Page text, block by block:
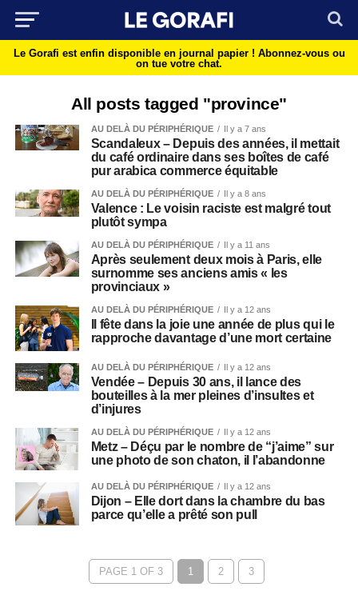
Le Gorafi est enfin disponible en journal papier ! Abonnez-vous ou
on tue votre chat.
All posts tagged "province"
AU DELÀ DU PÉRIPHÉRIQUE Il y a 7 ans
Scandaleux – Depuis des années, il mettait
du café ordinaire dans ses boîtes de café
pur arabica commerce équitable
AU DELÀ DU PÉRIPHÉRIQUE Il y a 8 ans
Valence : Le voisin raciste est malgré tout
plutôt sympa
AU DELÀ DU PÉRIPHÉRIQUE Il y a 11 ans
Après seulement deux mois à Paris, elle
surnomme ses anciens amis « les
provinciaux »
AU DELÀ DU PÉRIPHÉRIQUE Il y a 12 ans
Il fête dans la joie une année de plus qui le
rapproche davantage d’une mort certaine
AU DELÀ DU PÉRIPHÉRIQUE Il y a 12 ans
Vendée – Depuis 30 ans, il lance des
bouteilles à la mer pleines d’insultes et
d’injures
AU DELÀ DU PÉRIPHÉRIQUE Il y a 12 ans
Metz – Déçu par le nombre de “j’aime” sur
une photo de son chaton, il l’abandonne
AU DELÀ DU PÉRIPHÉRIQUE Il y a 12 ans
Dijon – Elle dort dans la chambre du bas
parce qu’elle a prêté son pull
PAGE 1 OF 3 1 2 3